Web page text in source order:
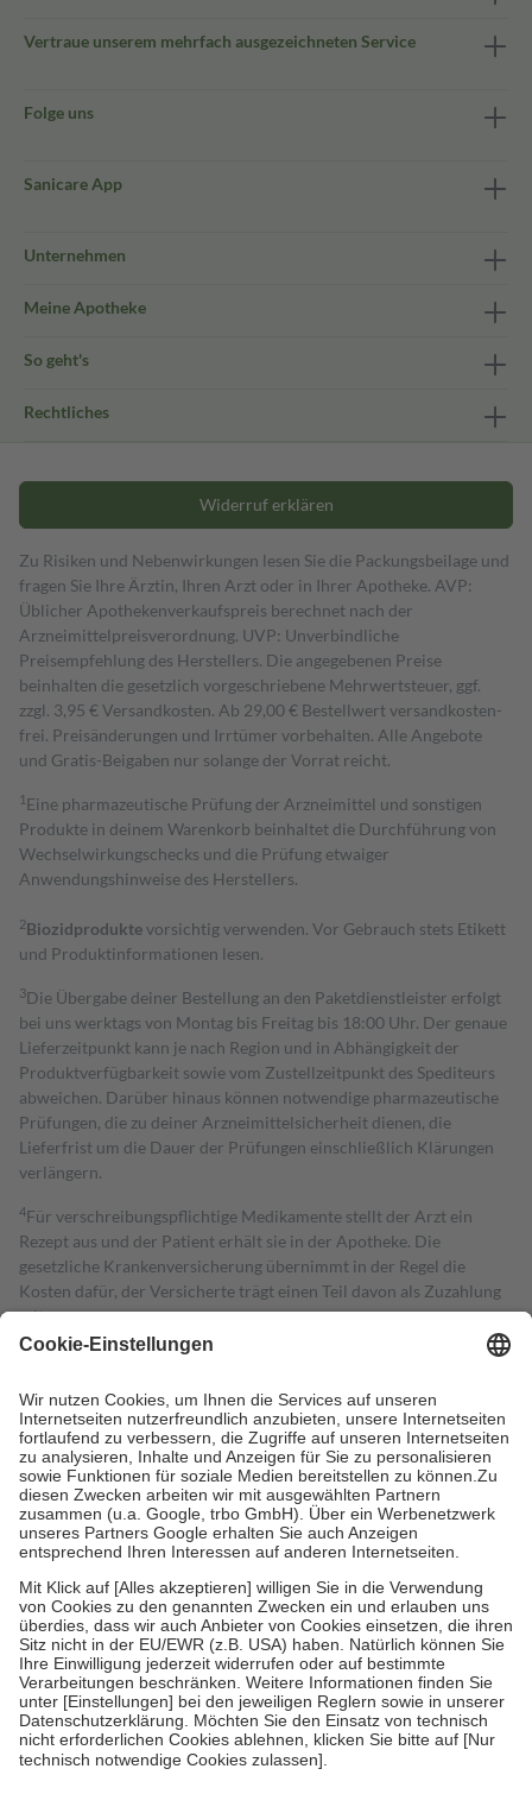
Vertraue unserem mehrfach ausgezeichneten Service
Folge uns
Sanicare App
Unternehmen
Meine Apotheke
So geht's
Rechtliches
Widerruf erklären
Zu Risiken und Nebenwirkungen lesen Sie die Packungsbeilage und
fragen Sie Ihre Ärztin, Ihren Arzt oder in Ihrer Apotheke. AVP:
Üblicher Apothekenverkaufspreis berechnet nach der
Arzneimittelpreisverordnung. UVP: Unverbindliche
Preisempfehlung des Herstellers. Die angegebenen Preise
beinhalten die gesetzlich vorgeschriebene Mehrwertsteuer, ggf.
zzgl. 3,95 € Versandkosten. Ab 29,00 € Bestell­wert versand­kosten­
frei. Preisänderungen und Irrtümer vorbehalten. Alle Angebote
und Gratis-Beigaben nur solange der Vorrat reicht.
1 Eine pharmazeutische Prüfung der Arzneimittel und sonstigen
Produkte in deinem Warenkorb beinhaltet die Durchführung von
Wechselwirkungschecks und die Prüfung etwaiger
Anwendungshinweise des Herstellers.
2Biozidproduktevorsichtig verwenden. Vor Gebrauch stets Etikett
und Produktinformationen lesen.
3Die Übergabe deiner Bestellung an den Paketdienstleister erfolgt
bei uns werktags von Montag bis Freitag bis 18:00 Uhr. Der genaue
Lieferzeitpunkt kann je nach Region und in Abhängigkeit der
Produktverfügbarkeit sowie vom Zustellzeitpunkt des Spediteurs
abweichen. Darüber hinaus können notwendige pharmazeutische
Prüfungen, die zu deiner Arzneimittelsicherheit dienen, die
Lieferfrist um die Dauer der Prüfungen einschließlich Klärungen
verlängern.
4Für verschreibungspflichtige Medikamente stellt der Arzt ein
Rezept aus und der Patient erhält sie in der Apotheke. Die
gesetzliche Krankenversicherung übernimmt in der Regel die
Kosten dafür, der Versicherte trägt einen Teil davon als Zuzahlung
mit.
Grundsätzlich leisten Mitglieder Zuzahlungen in Höhe von zehn
höchstens zehn Euro.
Es sind jedoch nie mehr als die tatsächlichen
Kosten der Leistung zu entrichten.
Diese Regeln gelten grundsätzlich auch für Online-Apotheken.
Bei Heilmitteln und häuslicher Krankenpflege beträgt die
Zuzahlung zehn Prozent der Kosten sowie zehn Euro je
Verordnung.
Um das Engagement der Versicherten für ihre eigene Gesundheit zu
stärken und die besondere Stellung der Familie zu unterstützen,
fallenkeine Zuzahlungenan bei:
• Kindern und Jugendlichen bis zum vollendeten 18. Lebensjahr
mit Ausnahme der Fahrkosten
• Untersuchungen zur Vorsorge und Früherkennung, die von der
GKV getragen werden
• empfohlenen Schutzimpfungen
• Harn- und Blutteststreifen